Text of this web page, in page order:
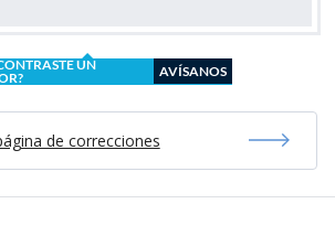
UN
AVÍSANOS
de correcciones